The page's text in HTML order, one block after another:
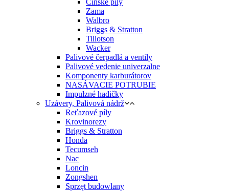
Čínske píly
Zama
Walbro
Briggs & Stratton
Tillotson
Wacker
Palivové čerpadlá a ventily
Palivové vedenie univerzalne
Komponenty karburátorov
NASÁVACIE POTRUBIE
Impulzné hadičky
Uzávery, Palivová nádrž
Reťazové píly
Krovinorezy
Briggs & Stratton
Honda
Tecumseh
Nac
Loncin
Zongshen
Sprzęt budowlany